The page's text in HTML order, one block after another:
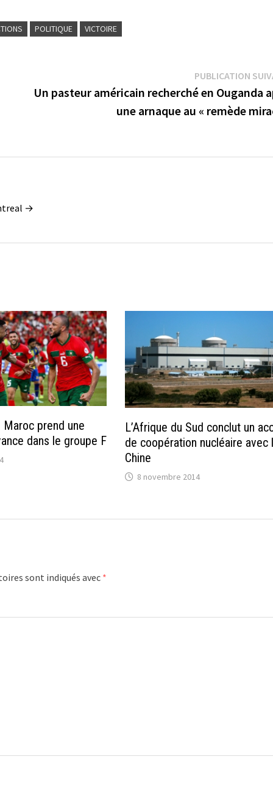
POLITIQUE VICTOIRE
PUBLICATION
Un pasteur américain recherché en Ouganda
une arnaque au « remède
→
prend une
dans le groupe F
L’Afrique du Sud conclut un
de coopération nucléaire avec
Chine
8 novembre 2014
sont indiqués avec *